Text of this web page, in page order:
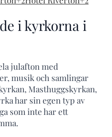
i kyrkorna i
julafton med
musik och samlingar
Masthuggskyrkan,
har sin egen typ av
som inte har ett